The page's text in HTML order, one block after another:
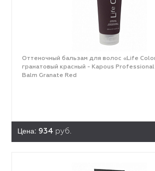
Оттеночный бальзам для волос «Life
гранатовый красный - Kapous
Balm Granate Red
Цена: 934 руб.